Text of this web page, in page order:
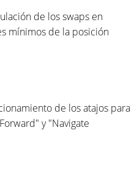
de los swaps en
mínimos de la posición
de los atajos para
y "Navigate